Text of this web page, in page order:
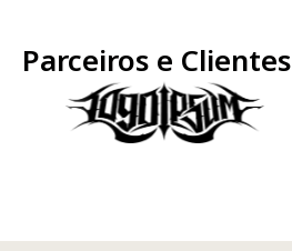
Parceiros e Clientes